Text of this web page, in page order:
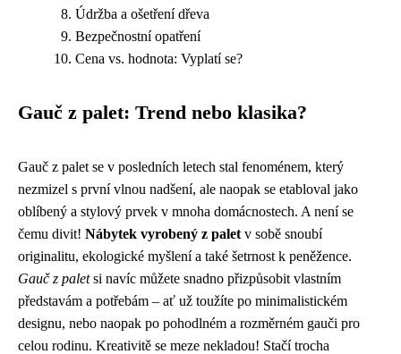
Údržba a ošetření dřeva
Bezpečnostní opatření
Cena vs. hodnota: Vyplatí se?
Gauč z palet: Trend nebo klasika?
Gauč z palet se v posledních letech stal fenoménem, který
nezmizel s první vlnou nadšení, ale naopak se etabloval jako
oblíbený a stylový prvek v mnoha domácnostech. A není se
čemu divit! Nábytek vyrobený z palet v sobě snoubí
originalitu, ekologické myšlení a také šetrnost k peněžence.
Gauč z paletsi navíc můžete snadno přizpůsobit vlastním
představám a potřebám – ať už toužíte po minimalistickém
designu, nebo naopak po pohodlném a rozměrném gauči pro
celou rodinu. Kreativitě se meze nekladou! Stačí trocha